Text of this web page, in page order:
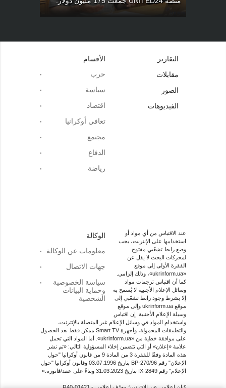
الأقسام
حرب
سياسة
اقتصاد
تعافي أوكرانيا
مجتمع
الدفاع
رياضة
الوكالة
معلومات عن الوكالة
جهات الاتصال
سياسة الخصوصية
وحماية البيانات
الشخصية
التقارير
مقابلات
الصور
الفيديوهات
عند الاقتباس من أي مواد أو
استخدامها على الإنترنت، يجب
وضع رابط تشعّبي مفتوح
لمحركات البحث لا يقل عن
الفقرة الأولى إلى موقع
«ukrinform.ua»، وذلك إلزامي.
كما أن اقتباس ترجمات مواد
وسائل الإعلام الأجنبية لا يُسمح به
إلا بشرط وجود رابط تشعّبي إلى
موقع ukrinform.ua وإلى موقع
وسيلة الإعلام الأجنبية. إن اقتباس
واستخدام المواد في وسائل الإعلام غير المتصلة بالإنترنت،
والتطبيقات المحمولة، وأجهزة Smart TV ممكن فقط بعد الحصول
على موافقة خطية من «ukrinform.ua». أما المواد التي تحمل
علامة «إعلان» أو التي تتضمن إخلاء المسؤولية التالي: «تم نشر
هذه المادة وفقًا للفقرة 3 من المادة 9 من قانون أوكرانيا "حول
الإعلان" رقم 270/96-ВР بتاريخ 03.07.1996 وقانون أوكرانيا "حول
الإعلام" رقم 2849-IX بتاريخ 31.03.2023 وبناءً على عقد/فاتورة.»